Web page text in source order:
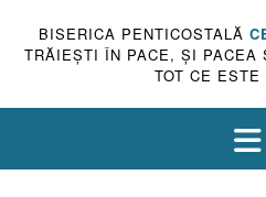
BISERICA PENTICOSTALĂ
TRĂIEŞTI ÎN PACE, ŞI PACEA
TOT CE ESTE